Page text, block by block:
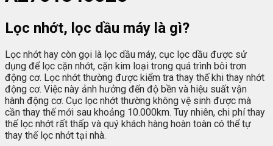
Lọc nhớt, lọc dầu máy là gì?
Lọc nhớt hay còn gọi là lọc dầu máy, cục lọc dầu được sử
dụng để lọc cặn nhớt, cặn kim loại trong quá trình bôi trơn
động cơ. Lọc nhớt thường được kiểm tra thay thế khi thay nhớt
động cơ. Việc này ảnh hưởng đến độ bền và hiệu suất vận
hành động cơ. Cục lọc nhớt thường không vệ sinh được mà
cần thay thế mới sau khoảng 10.000km. Tuy nhiên, chi phí thay
thế lọc nhớt rất thấp và quý khách hàng hoàn toàn có thể tự
thay thế lọc nhớt tại nhà.